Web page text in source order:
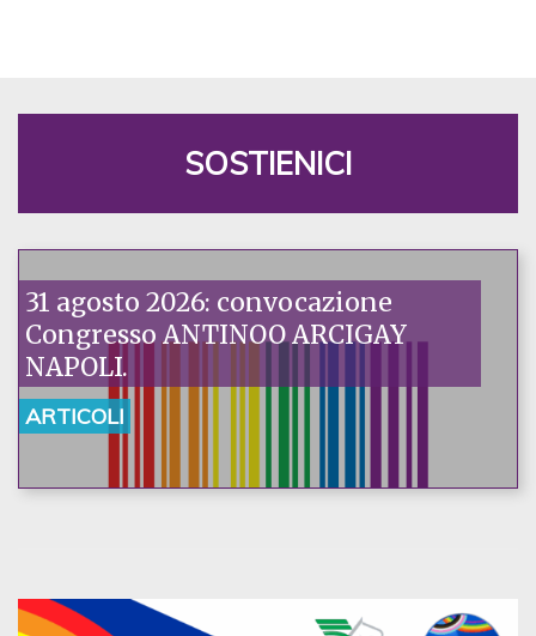
SOSTIENICI
31 agosto 2026: convocazione
Congresso ANTINOO ARCIGAY
NAPOLI.
ARTICOLI